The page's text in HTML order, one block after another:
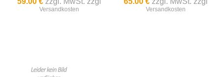
Versandkosten Versandkosten